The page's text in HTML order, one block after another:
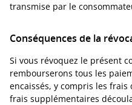
transmise par le
Conséquences de la
Si vous révoquez le présent
rembourserons tous les
encaissés, y compris les
frais supplémentaires